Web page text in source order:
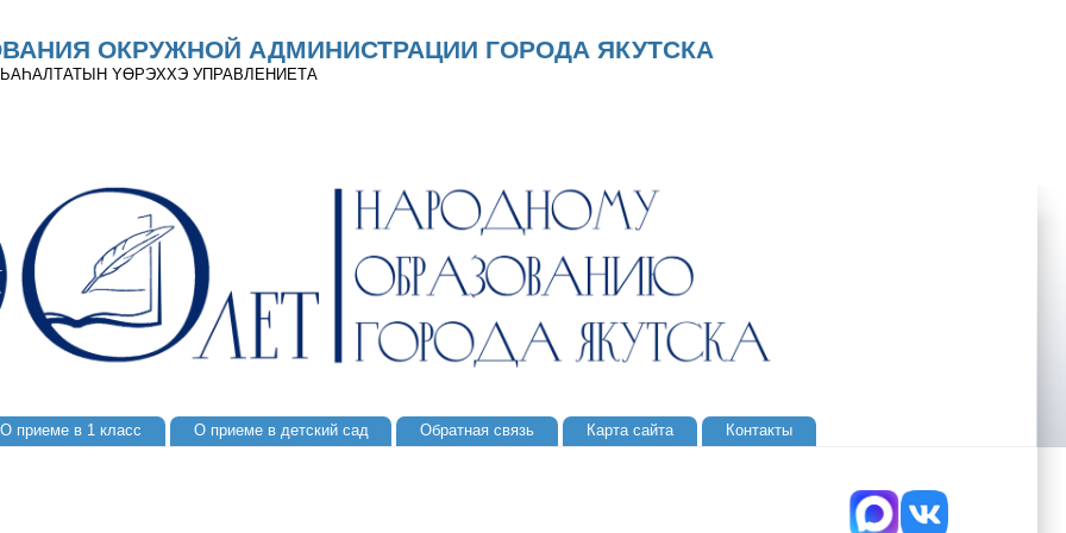
ОКРУЖНОЙ АДМИНИСТРАЦИИ ГОРОДА ЯКУТСКА
YӨРЭХХЭ УПРАВЛЕНИЕТА
О приеме в 1 класс О приеме в детский сад Обратная связь Карта сайта Контакты